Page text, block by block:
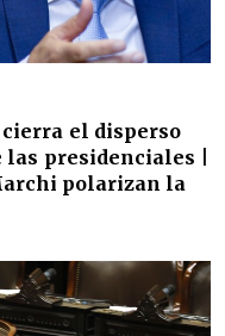
el disperso
presidenciales |
polarizan la